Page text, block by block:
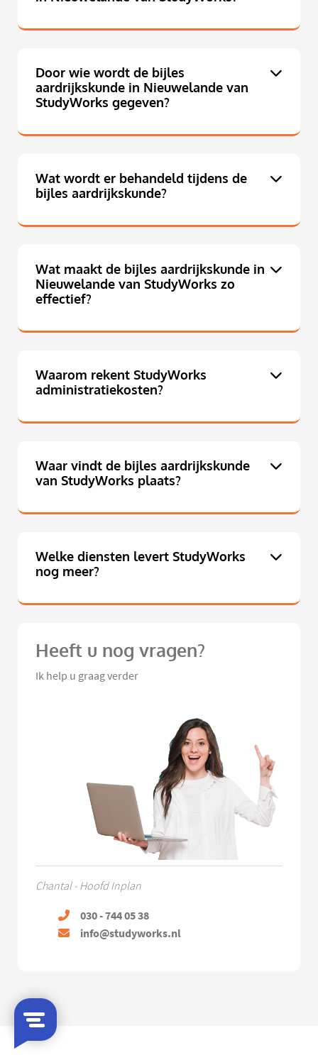
Door wie wordt de bijles
aardrijkskunde in Nieuwelande van
StudyWorks gegeven?
Wat wordt er behandeld tijdens de
bijles aardrijkskunde?
Wat maakt de bijles aardrijkskunde in
Nieuwelande van StudyWorks zo
effectief?
Waarom rekent StudyWorks
administratiekosten?
Waar vindt de bijles aardrijkskunde
van StudyWorks plaats?
Welke diensten levert StudyWorks
nog meer?
Heeft u nog vragen?
Ik help u graag verder
Chantal - Hoofd Inplan
030 - 744 05 38
info@studyworks.nl